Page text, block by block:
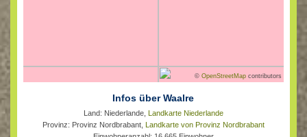
©OpenStreetMap contributors
Infos über Waalre
Land: Niederlande, Landkarte Niederlande
Provinz: Provinz Nordbrabant, Landkarte von Provinz Nordbrabant